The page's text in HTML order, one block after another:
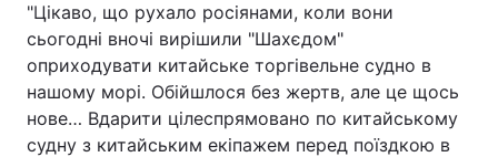
Економіка Світ
Спорт Наука
Техно і зв'язок Лайт
"Цікаво, що рухало росіянами, коли вони
сьогодні вночі вирішили "Шахєдом"
оприходувати китайське торгівельне судно в
нашому морі. Обійшлося без жертв, але це щось
нове… Вдарити цілеспрямовано по китайському
судну з китайським екіпажем перед поїздкою в